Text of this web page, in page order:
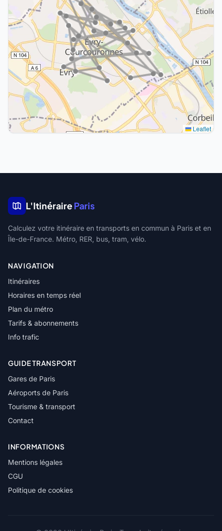
Leaflet
L'ItinéraireParis
Calculez votre itinéraire en transports en commun à Paris et en
Île-de-France. Métro, RER, bus, tram, vélo.
NAVIGATION
Itinéraires
Horaires en temps réel
Plan du métro
Tarifs & abonnements
Info trafic
GUIDE TRANSPORT
Gares de Paris
Aéroports de Paris
Tourisme & transport
Contact
INFORMATIONS
Mentions légales
CGU
Politique de cookies